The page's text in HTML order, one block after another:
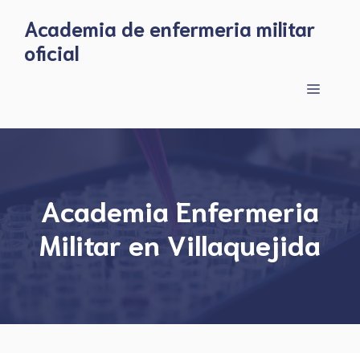
content
Academia de enfermeria militar
oficial
Menu
Academia Enfermeria
Militar en Villaquejida